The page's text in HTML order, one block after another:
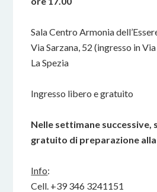
Sala Centro Armonia
Via Sarzana, 52 (ingresso in
La Spezia
Ingresso libero e gratuito
Nelle settimane successive,
gratuito di preparazione
Info:
Cell. +39 346 3241151